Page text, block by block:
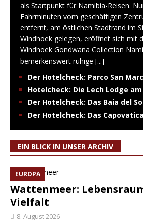
als Startpunkt für Namibia-Reisen.
Fahrminuten vom geschäftigen
entfernt, am östlichen Stadtrand im
Windhoek gelegen, eröffnet sich mit
Windhoek Gondwana Collection
bemerkenswert ruhige [...]
Der Hotelcheck: Parco San
Hotelcheck: Die Lech Lodge
Der Hotelcheck: Das Baia del
Der Hotelcheck: Das
EIN BLICK IN UNSER ARCHIV
EUROPA
Wattenmeer:
Vielfalt
8. August 2026